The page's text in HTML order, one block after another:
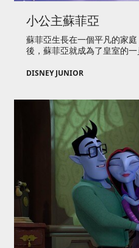
小公主蘇菲亞
蘇菲亞生長在一個平凡的家
後，蘇菲亞就成為了皇室的一
DISNEY JUNIOR